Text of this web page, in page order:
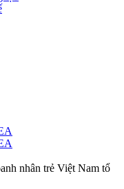
nhân trẻ Việt Nam tổ